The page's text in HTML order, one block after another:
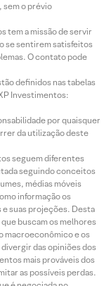
sem o prévio
tem a missão de servir
se sentirem satisfeitos
O contato pode
definidos nas tabelas
Investimentos:
por quaisquer
da utilização deste
seguem diferentes
seguindo conceitos
médias móveis
informação os
e suas projeções. Desta
buscam os melhores
macroeconômico e os
das opiniões dos
mais prováveis dos
as possíveis perdas.